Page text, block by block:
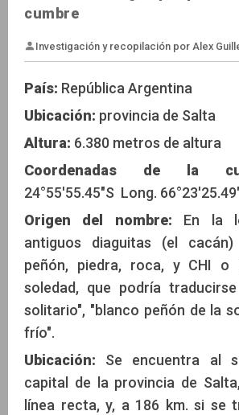
cumbre
Investigación y recopilación
País: República Argentina
Ubicación: provincia de Salta
Altura: 6.380 metros de altura
Coordenadas de la
24°55'55.45"S Long.
Origen del nombre: En la
antiguos diaguitas (el
peñón, piedra, roca, y CHI o
soledad, que podría
solitario", "blanco peñón de la
frío".
Ubicación: Se encuentra al
capital de la provincia de
línea recta, y, a 186 km. si se